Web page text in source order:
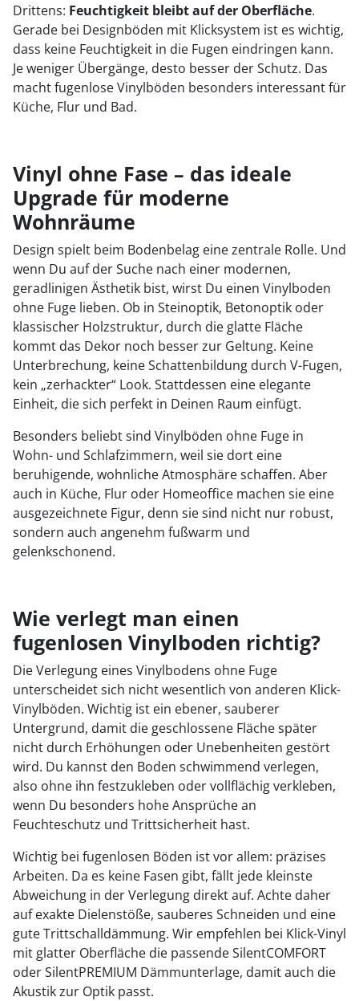
Drittens: Feuchtigkeit bleibt auf der Oberfläche.
Gerade bei Designböden mit Klicksystem ist es wichtig,
dass keine Feuchtigkeit in die Fugen eindringen kann.
Je weniger Übergänge, desto besser der Schutz. Das
macht fugenlose Vinylböden besonders interessant für
Küche, Flur und Bad.
Vinyl ohne Fase – das ideale
Upgrade für moderne
Wohnräume
Design spielt beim Bodenbelag eine zentrale Rolle. Und
wenn Du auf der Suche nach einer modernen,
geradlinigen Ästhetik bist, wirst Du einen Vinylboden
ohne Fuge lieben. Ob in Steinoptik, Betonoptik oder
klassischer Holzstruktur, durch die glatte Fläche
kommt das Dekor noch besser zur Geltung. Keine
Unterbrechung, keine Schattenbildung durch V-Fugen,
kein „zerhackter“ Look. Stattdessen eine elegante
Einheit, die sich perfekt in Deinen Raum einfügt.
Besonders beliebt sind Vinylböden ohne Fuge in
Wohn- und Schlafzimmern, weil sie dort eine
beruhigende, wohnliche Atmosphäre schaffen. Aber
auch in Küche, Flur oder Homeoffice machen sie eine
ausgezeichnete Figur, denn sie sind nicht nur robust,
sondern auch angenehm fußwarm und
gelenkschonend.
Wie verlegt man einen
fugenlosen Vinylboden richtig?
Die Verlegung eines Vinylbodens ohne Fuge
unterscheidet sich nicht wesentlich von anderen Klick-
Vinylböden. Wichtig ist ein ebener, sauberer
Untergrund, damit die geschlossene Fläche später
nicht durch Erhöhungen oder Unebenheiten gestört
wird. Du kannst den Boden schwimmend verlegen,
also ohne ihn festzukleben oder vollflächig verkleben,
wenn Du besonders hohe Ansprüche an
Feuchteschutz und Trittsicherheit hast.
Wichtig bei fugenlosen Böden ist vor allem: präzises
Arbeiten. Da es keine Fasen gibt, fällt jede kleinste
Abweichung in der Verlegung direkt auf. Achte daher
auf exakte Dielenstöße, sauberes Schneiden und eine
gute Trittschalldämmung. Wir empfehlen bei Klick-Vinyl
mit glatter Oberfläche die passende SilentCOMFORT
oder SilentPREMIUM Dämmunterlage, damit auch die
Akustik zur Optik passt.